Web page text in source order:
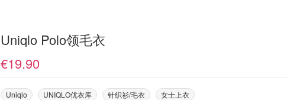
Uniqlo Polo领毛衣
€19.90
Uniqlo UNIQLO优衣库 针织衫/毛衣 女士上衣